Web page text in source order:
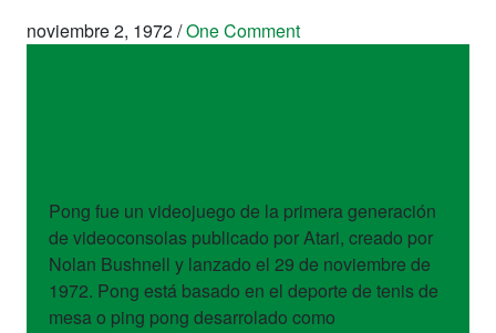
noviembre 2, 1972/One Comment
Pong fue un videojuego de la primera generación
de videoconsolas publicado por Atari, creado por
Nolan Bushnell y lanzado el 29 de noviembre de
1972. Pong está basado en el deporte de tenis de
mesa o ping pong desarrolado como